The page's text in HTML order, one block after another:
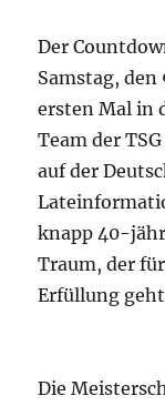
Der
Samstag, den
ersten Mal in
Team der
auf der
knapp 40-
Traum, der
Erfüllung
Die